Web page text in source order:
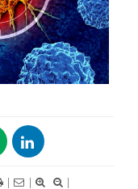
| |
|